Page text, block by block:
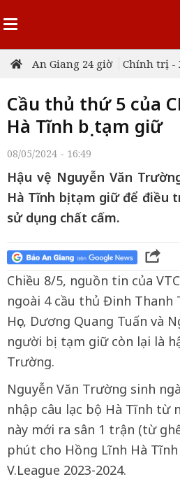
An Giang 24 giờ Chính trị -
Cầu thủ thứ 5 của
Hà Tĩnh bị tạm giữ
08/05/2024 - 16:49
Hậu vệ Nguyễn Văn
Hà Tĩnh bị tạm giữ để điều
sử dụng chất cấm.
Chiều 8/5, nguồn tin của
ngoài 4 cầu thủ Đinh Thanh
Học, Dương Quang Tuấn và
người bị tạm giữ còn lại là
Trường.
Nguyễn Văn Trường sinh
nhập câu lạc bộ Hà Tĩnh từ
này mới ra sân 1 trận (từ
phút cho Hồng Lĩnh Hà
V.League 2023-2024.